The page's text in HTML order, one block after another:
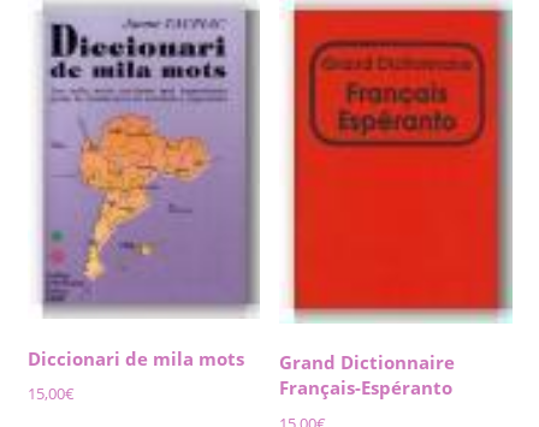
Diccionari de mila mots
15,00€
Grand Dictionnaire
Français-Espéranto